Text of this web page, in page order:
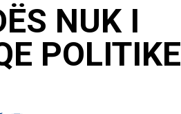
NUK I
POLITIKE